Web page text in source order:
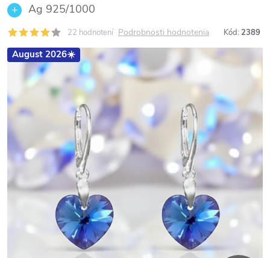
Ag 925/1000
22 hodnotení Podrobnosti hodnotenia Kód: 2389
August 2026☀️